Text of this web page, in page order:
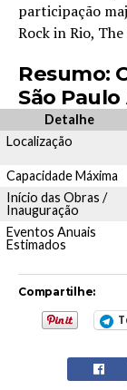
participação
Rock in Rio,
Resumo:
São
Detalhe
Localização
Capacidade Máxima
Início das Obras /
Inauguração
Eventos Anuais
Estimados
Compartilhe: